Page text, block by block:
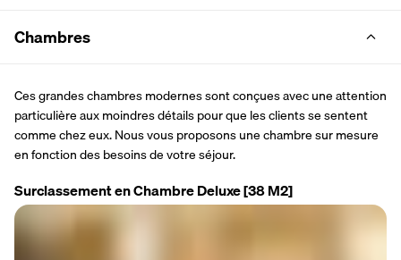
Chambres
Ces grandes chambres modernes sont conçues avec une attention
particulière aux moindres détails pour que les clients se sentent
comme chez eux. Nous vous proposons une chambre sur mesure
en fonction des besoins de votre séjour.
Surclassement en Chambre Deluxe[38 M2]